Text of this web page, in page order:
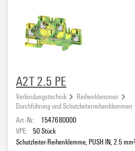
A2T 2.5 PE
Verbindungstechnik
Reihenklemmen
Durchführung und Schutzleiterreihenklemmen
Art.-Nr.:
1547680000
VPE:
50Stück
Schutzleiter-Reihenklemme, PUSH IN, 2.5